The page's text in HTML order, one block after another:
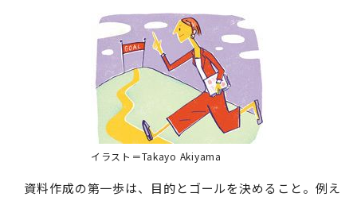
イラスト＝Takayo Akiyama
資料作成の第一歩は、目的とゴールを決めること。例え